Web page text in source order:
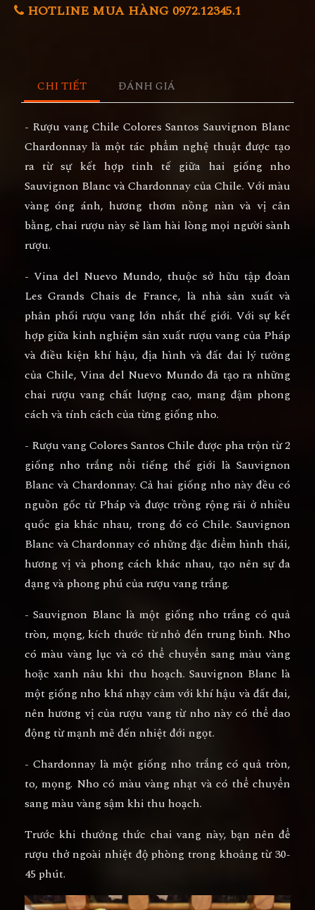
HOTLINE MUA HÀNG 0972.12345.1
CHI TIẾT ĐÁNH GIÁ
- Rượu vang Chile Colores Santos Sauvignon Blanc
Chardonnay là một tác phẩm nghệ thuật được tạo
ra từ sự kết hợp tinh tế giữa hai giống nho
Sauvignon Blanc và Chardonnay của Chile. Với màu
vàng óng ánh, hương thơm nồng nàn và vị cân
bằng, chai rượu này sẽ làm hài lòng mọi người sành
rượu.
- Vina del Nuevo Mundo, thuộc sở hữu tập đoàn
Les Grands Chais de France, là nhà sản xuất và
phân phối rượu vang lớn nhất thế giới. Với sự kết
hợp giữa kinh nghiệm sản xuất rượu vang của Pháp
và điều kiện khí hậu, địa hình và đất đai lý tưởng
của Chile, Vina del Nuevo Mundo đã tạo ra những
chai rượu vang chất lượng cao, mang đậm phong
cách và tính cách của từng giống nho.
- Rượu vang Colores Santos Chile được pha trộn từ 2
giống nho trắng nổi tiếng thế giới là Sauvignon
Blanc và Chardonnay. Cả hai giống nho này đều có
nguồn gốc từ Pháp và được trồng rộng rãi ở nhiều
quốc gia khác nhau, trong đó có Chile. Sauvignon
Blanc và Chardonnay có những đặc điểm hình thái,
hương vị và phong cách khác nhau, tạo nên sự đa
dạng và phong phú của rượu vang trắng.
- Sauvignon Blanc là một giống nho trắng có quả
tròn, mọng, kích thước từ nhỏ đến trung bình. Nho
có màu vàng lục và có thể chuyển sang màu vàng
hoặc xanh nâu khi thu hoạch. Sauvignon Blanc là
một giống nho khá nhạy cảm với khí hậu và đất đai,
nên hương vị của rượu vang từ nho này có thể dao
động từ mạnh mẽ đến nhiệt đới ngọt.
- Chardonnay là một giống nho trắng có quả tròn,
to, mọng. Nho có màu vàng nhạt và có thể chuyển
sang màu vàng sậm khi thu hoạch.
Trước khi thưởng thức chai vang này, bạn nên để
rượu thở ngoài nhiệt độ phòng trong khoảng từ 30-
45 phút.